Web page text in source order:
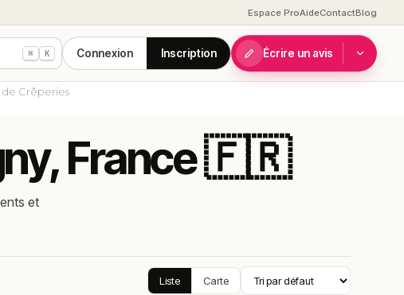
Espace ProAideContactBlog
⌘ K Connexion Inscription Écrire un avis
de Crêperies
France 🇫🇷
et
Liste Carte